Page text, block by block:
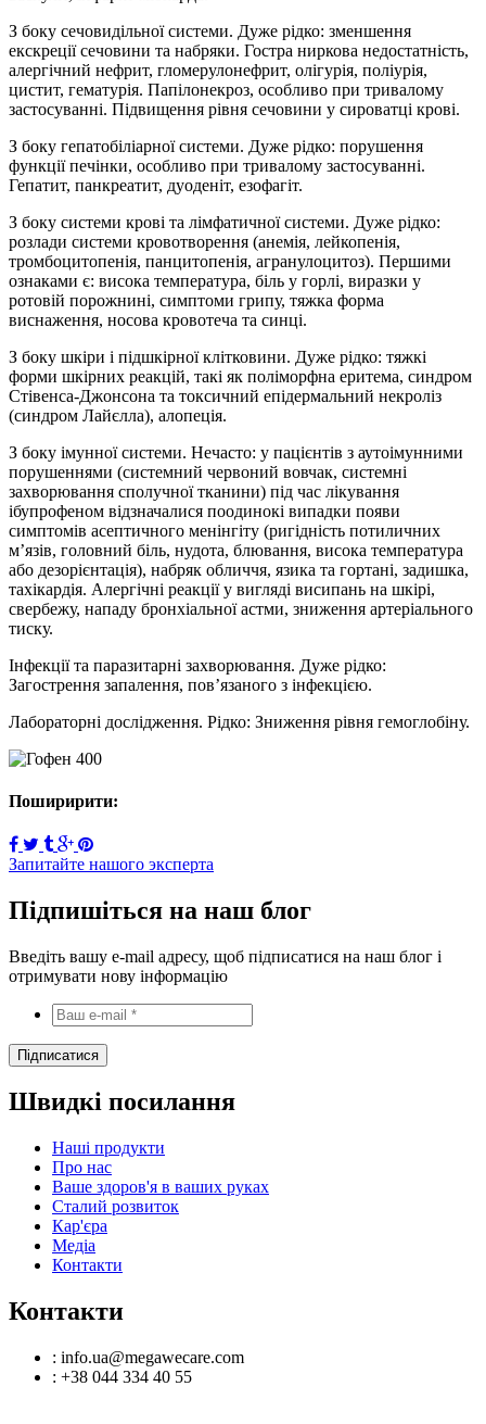
З боку сечовидільної системи. Дуже рідко: зменшення
екскреції сечовини та набряки. Гостра ниркова недостатність,
алергічний нефрит, гломерулонефрит, олігурія, поліурія,
цистит, гематурія. Папілонекроз, особливо при тривалому
застосуванні. Підвищення рівня сечовини у сироватці крові.
З боку гепатобіліарної системи. Дуже рідко: порушення
функції печінки, особливо при тривалому застосуванні.
Гепатит, панкреатит, дуоденіт, езофагіт.
З боку системи крові та лімфатичної системи. Дуже рідко:
розлади системи кровотворення (анемія, лейкопенія,
тромбоцитопенія, панцитопенія, агранулоцитоз). Першими
ознаками є: висока температура, біль у горлі, виразки у
ротовій порожнині, симптоми грипу, тяжка форма
виснаження, носова кровотеча та синці.
З боку шкіри i підшкірної клітковини. Дуже рідко: тяжкі
форми шкірних реакцій, такі як поліморфна еритема, синдром
Стівенса-Джонсона та токсичний епідермальний некролiз
(синдром Лайєлла), алопеція.
З боку імунної системи. Нечасто: у пацієнтів з аутоімунними
порушеннями (системний червоний вовчак, системні
захворювання сполучної тканини) під час лікування
ібупрофеном відзначалися поодинокі випадки появи
симптомів асептичного мeнінгiтy (ригідність потиличних
м’язів, головний біль, нудота, блювання, висока температура
або дезорієнтація), набряк обличчя, язика та гортані, задишка,
тахікардія. Алергічні реакції у вигляді висипань на шкірі,
свербежу, нападу бронхіальної астми, зниження артеріального
тиску.
Інфекції та паразитарні захворювання. Дуже рідко:
Загострення запалення, пов’язаного з інфекцією.
Лабораторні дослідження. Рідко: Зниження рівня гемоглобіну.
Поширирити:
Запитайте нашого эксперта
Підпишіться на наш блог
Введіть вашу e-mail адресу, щоб підписатися на наш блог і
отримувати нову інформацію
Швидкі посилання
Наші продукти
Про нас
Ваше здоров'я в ваших руках
Сталий розвиток
Кар'єра
Медіа
Контакти
Контакти
: info.ua@megawecare.com
: +38 044 334 40 55